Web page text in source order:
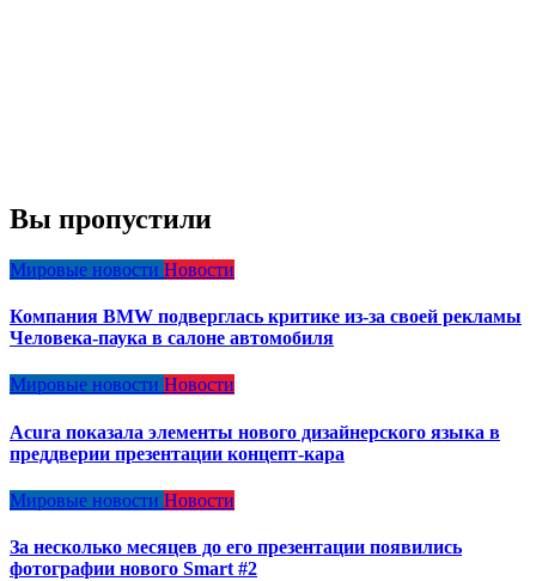
Вы пропустили
Мировые новости Новости
Компания BMW подверглась критике из-за своей рекламы
Человека-паука в салоне автомобиля
Мировые новости Новости
Acura показала элементы нового дизайнерского языка в
преддверии презентации концепт-кара
Мировые новости Новости
За несколько месяцев до его презентации появились
фотографии нового Smart #2